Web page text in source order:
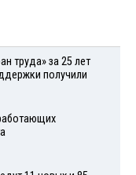
труда» за 25 лет
получили